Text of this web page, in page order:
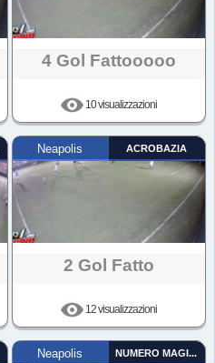
4 Gol Fattooooo
10 visualizzazioni
Neapolis ACROBAZIA
2 Gol Fatto
12 visualizzazioni
Neapolis NUMERO MAGICO